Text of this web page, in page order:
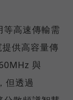
高速傳輸需
供高容量傳
與
但透過